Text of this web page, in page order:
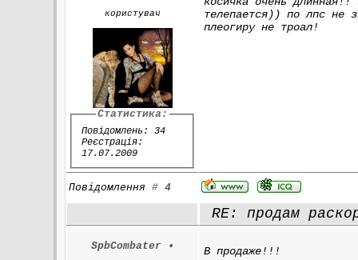
користувач
Статистика:
Повідомлень: 34
Реєстрація:
17.07.2009
телепается)) по лпс не
плеогиру не троал!
Повідомлення#4
RE: продам
SpbCombater • В продаже!!!